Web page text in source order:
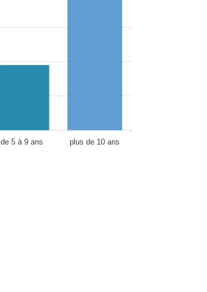
de 5 à 9 ans plus de 10 ans